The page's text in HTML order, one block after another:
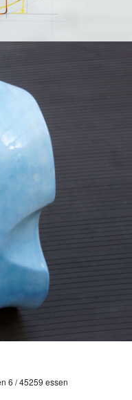
6 / 45259 essen